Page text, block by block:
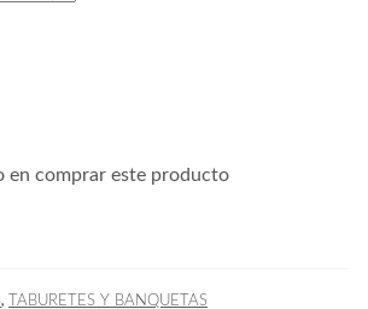
en comprar este producto
, TABURETES Y BANQUETAS